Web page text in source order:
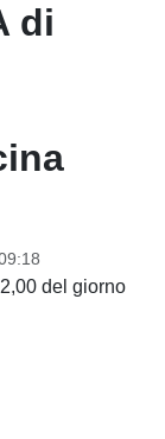
di
del giorno